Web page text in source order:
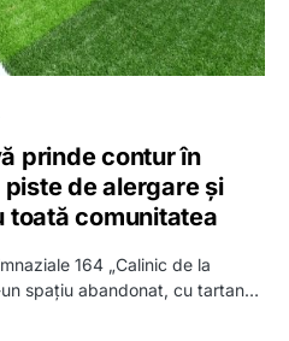
prinde contur în
de alergare și
comunitatea
164 „Calinic de la
spațiu abandonat, cu tartan…